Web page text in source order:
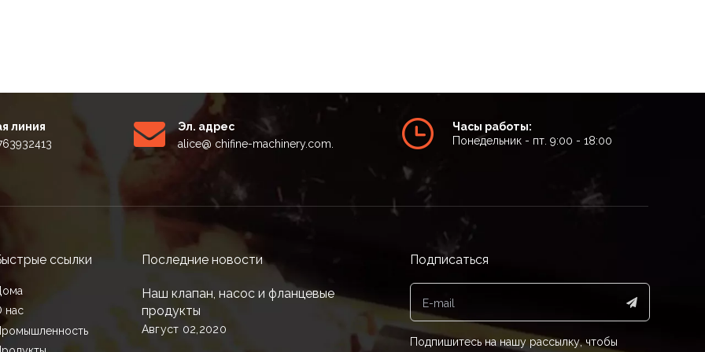
линия
Эл. адрес
alice@ chifine-machinery.com.
Часы работы:
Понедельник - пт. 9:00 - 18:00
ссылки
нас
Последние новости
Наш клапан, насос и фланцевые
продукты
Август 02,2020
Подписаться
Подпишитесь на нашу рассылку, чтобы